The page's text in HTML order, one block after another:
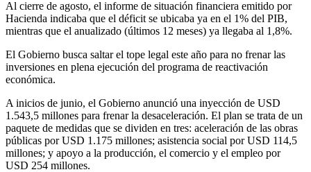
Al cierre de agosto, el informe de situación financiera emitido por
Hacienda indicaba que el déficit se ubicaba ya en el 1% del PIB,
mientras que el anualizado (últimos 12 meses) ya llegaba al 1,8%.
El Gobierno busca saltar el tope legal este año para no frenar las
inversiones en plena ejecución del programa de reactivación
económica.
A inicios de junio, el Gobierno anunció una inyección de USD
1.543,5 millones para frenar la desaceleración. El plan se trata de un
paquete de medidas que se dividen en tres: aceleración de las obras
públicas por USD 1.175 millones; asistencia social por USD 114,5
millones; y apoyo a la producción, el comercio y el empleo por
USD 254 millones.